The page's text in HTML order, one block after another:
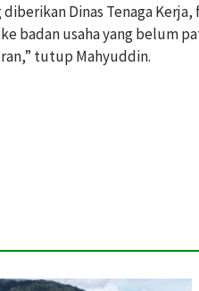
Dinas Tenaga
badan usaha yang belum
tutup Mahyuddin.